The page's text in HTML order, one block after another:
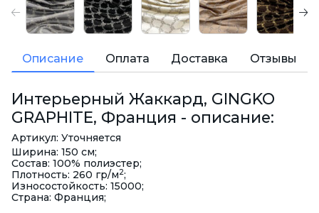
Описание Оплата Доставка Отзывы
Интерьерный Жаккард, GINGKO
GRAPHITE, Франция - описание:
Артикул: Уточняется
Ширина: 150 см;
Состав: 100% полиэстер;
Плотность: 260 гр/м2;
Износостойкость: 15000;
Страна: Франция;